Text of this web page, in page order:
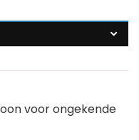
voor ongekende